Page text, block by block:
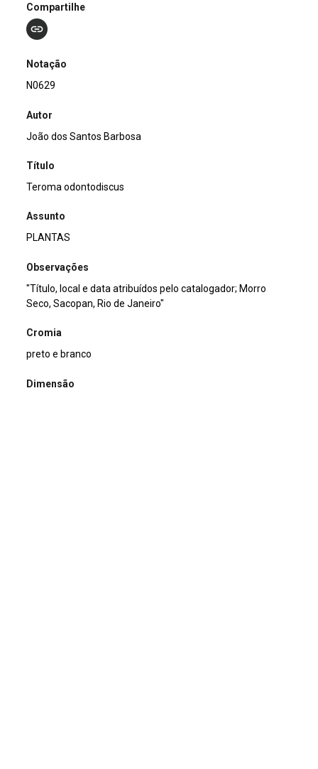
Compartilhe
Notação
N0629
Autor
João dos Santos Barbosa
Título
Teroma odontodiscus
Assunto
PLANTAS
Observações
"Título, local e data atribuídos pelo catalogador; Morro
Seco, Sacopan, Rio de Janeiro"
Cromia
preto e branco
Dimensão